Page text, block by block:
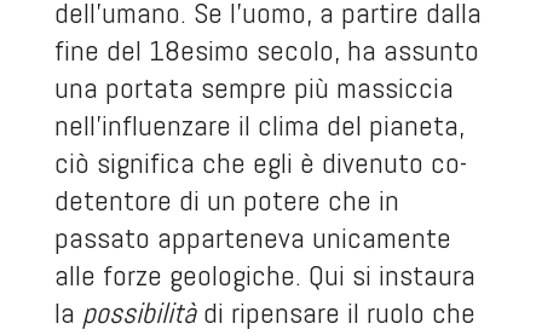
dell’umano. Se l’uomo, a partire dalla
fine del 18esimo secolo, ha assunto
una portata sempre più massiccia
nell’influenzare il clima del pianeta,
ciò significa che egli è divenuto co-
detentore di un potere che in
passato apparteneva unicamente
alle forze geologiche. Qui si instaura
la possibilitàdi ripensare il ruolo che